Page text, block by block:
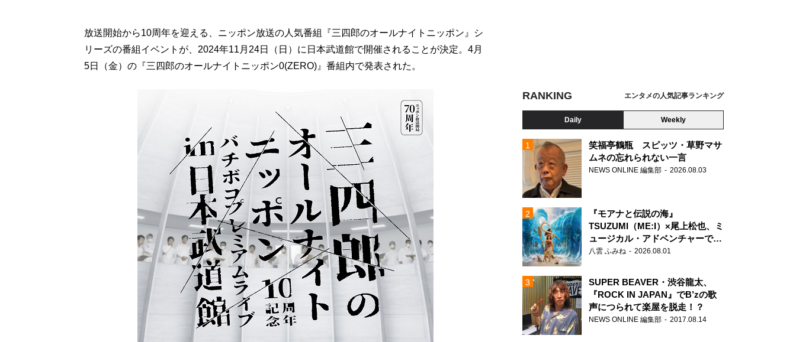
放送開始から10周年を迎える、ニッポン放送の人気番組『三四郎のオールナイトニッポン』シ
リーズの番組イベントが、2024年11月24日（日）に日本武道館で開催されることが決定。4月
5日（金）の『三四郎のオールナイトニッポン0(ZERO)』番組内で発表された。
RANKING エンタメの人気記事ランキング
Daily Weekly
笑福亭鶴瓶 スピッツ・草野マサ
ムネの忘れられない一言
NEWS ONLINE 編集部 2026.08.03
『モアナと伝説の海』
TSUZUMI（ME:I）×尾上松也、ミ
ュージカル・アドベンチャーで美
声を響かせる
八雲 ふみね 2026.08.01
SUPER BEAVER・渋谷龍太、
『ROCK IN JAPAN』でB’zの歌
声につられて楽屋を脱走！？
NEWS ONLINE 編集部 2017.08.14